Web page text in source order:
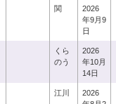
関
2026
年9月9
日
くら
のう
2026
年10月
14日
江川
2026